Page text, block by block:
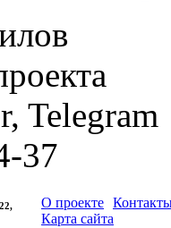
Telegram
37
О проекте
Карта сайта